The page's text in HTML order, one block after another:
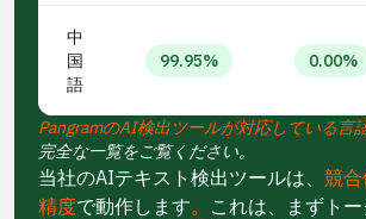
中
国
語
99.95% 0.00%
PangramのAI検出ツールが対応している言
完全な一覧をご覧ください。
当社のAIテキスト検出ツールは、 競
精度で動作します。 これは、まずト